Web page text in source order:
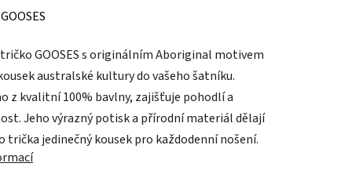
GOOSES
GOOSES s originálním Aboriginal motivem
australské kultury do vašeho šatníku.
z kvalitní 100% bavlny, zajišťuje pohodlí a
Jeho výrazný potisk a přírodní materiál dělají
trička jedinečný kousek pro každodenní nošení.